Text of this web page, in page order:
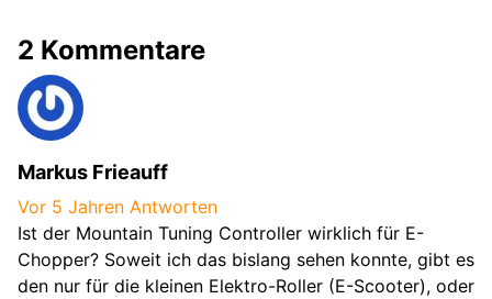
2 Kommentare
Markus Frieauff
Vor 5 Jahren Antworten
Ist der Mountain Tuning Controller wirklich für E-
Chopper? Soweit ich das bislang sehen konnte, gibt es
den nur für die kleinen Elektro-Roller (E-Scooter), oder